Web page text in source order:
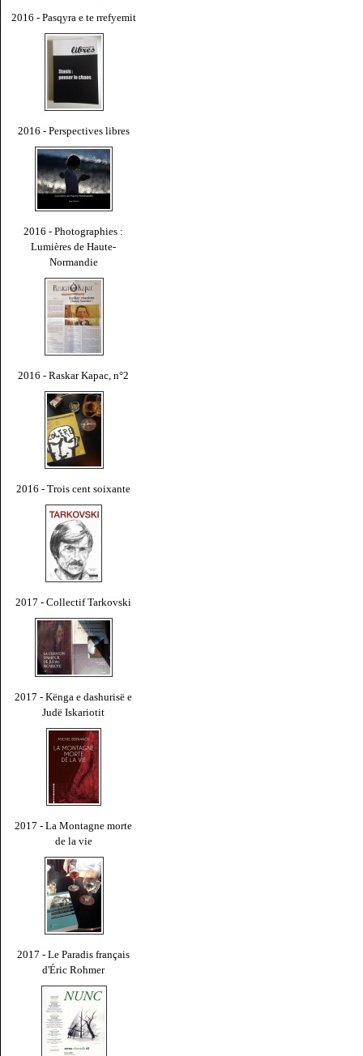
2016 - Pasqyra e te rrefyemit
2016 - Perspectives libres
2016 - Photographies :
Lumières de Haute-
Normandie
2016 - Raskar Kapac, n°2
2016 - Trois cent soixante
2017 - Collectif Tarkovski
2017 - Kënga e dashurisë e
Judë Iskariotit
2017 - La Montagne morte
de la vie
2017 - Le Paradis français
d'Éric Rohmer